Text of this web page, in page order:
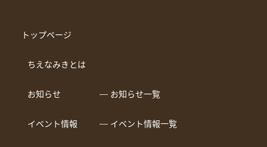
トップページ
ちえなみきとは
お知らせ ― お知らせ一覧
イベント情報 ― イベント情報一覧